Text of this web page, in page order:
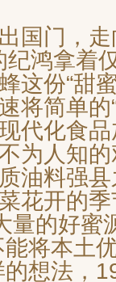
国门，
鸿拿着
这份“甜
将简单的
代化食
为人知
油料强
花开的
量的好蜜
将本土
的想法，